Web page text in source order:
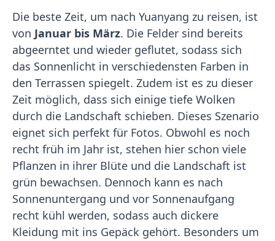
Die beste Zeit, um nach Yuanyang zu reisen, ist
von Januar bis März. Die Felder sind bereits
abgeerntet und wieder geflutet, sodass sich
das Sonnenlicht in verschiedensten Farben in
den Terrassen spiegelt. Zudem ist es zu dieser
Zeit möglich, dass sich einige tiefe Wolken
durch die Landschaft schieben. Dieses Szenario
eignet sich perfekt für Fotos. Obwohl es noch
recht früh im Jahr ist, stehen hier schon viele
Pflanzen in ihrer Blüte und die Landschaft ist
grün bewachsen. Dennoch kann es nach
Sonnenuntergang und vor Sonnenaufgang
recht kühl werden, sodass auch dickere
Kleidung mit ins Gepäck gehört. Besonders um